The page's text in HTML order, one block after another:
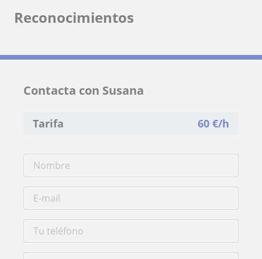
Reconocimientos
Contacta con Susana
Tarifa 60 €/h